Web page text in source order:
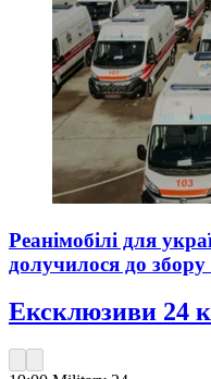
Реанімобілі для
долучилося до
Ексклюзиви 24